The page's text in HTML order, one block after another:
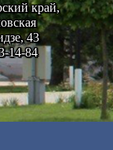
край,
43
14-84